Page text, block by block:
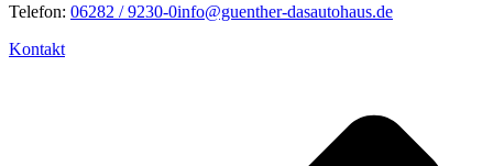
Telefon: 06282 / 9230-0info@guenther-dasautohaus.de
Kontakt